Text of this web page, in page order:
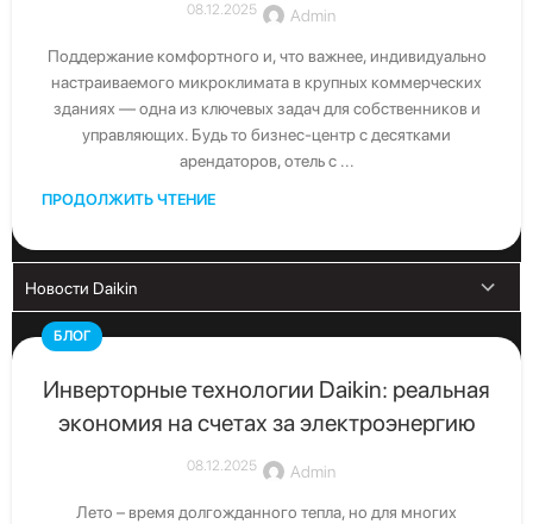
08.12.2025 Admin
Поддержание комфортного и, что важнее, индивидуально
настраиваемого микроклимата в крупных коммерческих
зданиях — одна из ключевых задач для собственников и
управляющих. Будь то бизнес-центр с десятками
арендаторов, отель с ...
ПРОДОЛЖИТЬ ЧТЕНИЕ
Скачать каталог
Скачать последние каталоги Daikin
БЛОГ
Инверторные технологии Daikin: реальная
экономия на счетах за электроэнергию
08.12.2025 Admin
Лето – время долгожданного тепла, но для многих